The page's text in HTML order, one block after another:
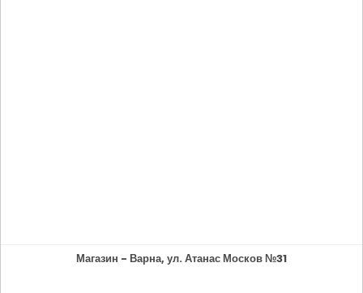
Магазин - Варна, ул. Атанас Москов №31